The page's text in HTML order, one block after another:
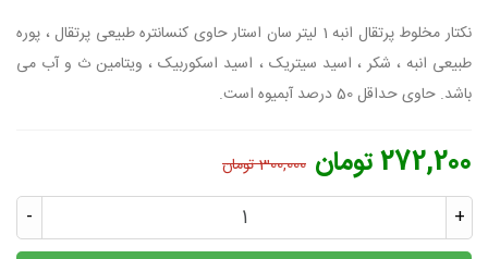
نکتار مخلوط پرتقال انبه 1 لیتر سان استار حاوی کنسانتره طبیعی پرتقال ، پوره
طبیعی انبه ، شکر ، اسید سیتریک ، اسید اسکوربیک ، ویتامین ث و آب می
باشد. حاوی حداقل 50 درصد آبمیوه است.
272,200 تومان 300,000 تومان
- +